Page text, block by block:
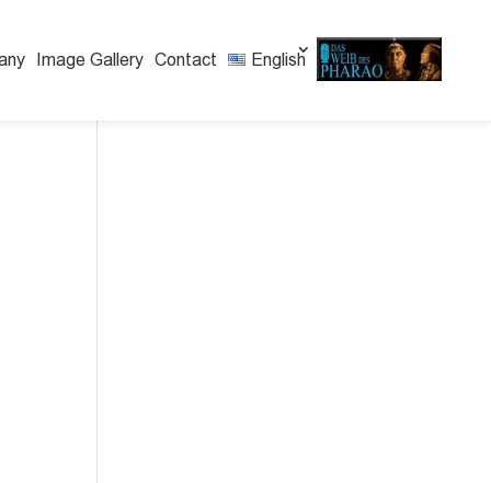
Image Gallery Contact English